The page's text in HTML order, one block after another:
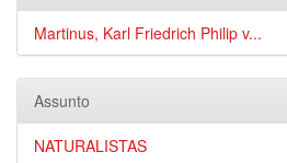
Martinus, Karl Friedrich Philip v...
Assunto
NATURALISTAS